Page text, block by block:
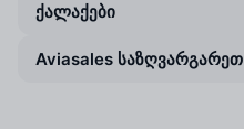
ქალაქები
Aviasales საზღვარგარეთ